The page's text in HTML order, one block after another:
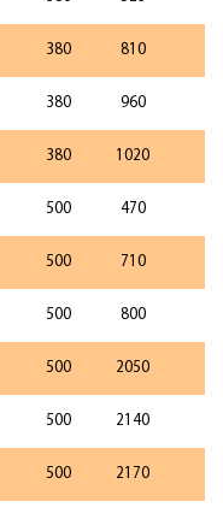
380 810
380 960
380 1020
500 470
500 710
500 800
500 2050
500 2140
500 2170